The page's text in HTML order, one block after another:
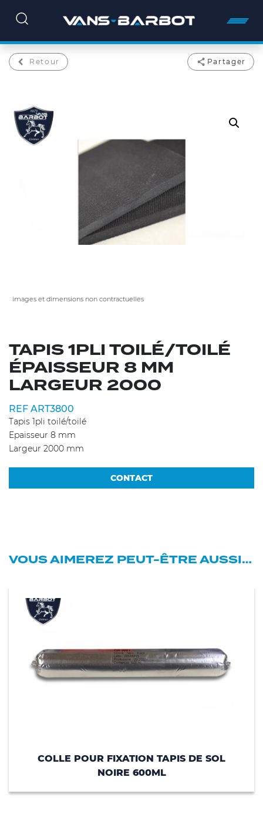
images et dimensions non contractuelles
TAPIS 1PLI TOILÉ/TOILÉ
ÉPAISSEUR 8 MM
LARGEUR 2000
REF ART3800
Tapis 1pli toilé/toilé
Epaisseur 8 mm
Largeur 2000 mm
CONTACT
Retour Partager
VOUS AIMEREZ PEUT-ÊTRE AUSSI…
COLLE POUR FIXATION TAPIS DE SOL
NOIRE 600ML